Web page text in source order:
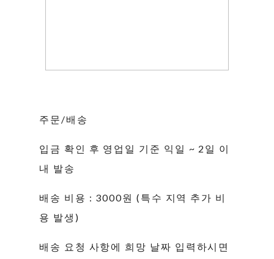
주문/배송
입금 확인 후 영업일 기준 익일 ~ 2일 이
내 발송
배송 비용 : 3000원 (특수 지역 추가 비
용 발생)
배송 요청 사항에 희망 날짜 입력하시면